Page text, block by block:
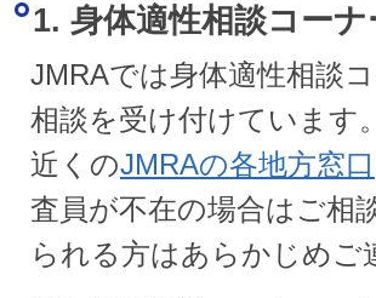
1. 身体適性相談コー
JMRAでは身体適性相談
相談を受け付けています
近くのJMRAの各地方窓口
査員が不在の場合はご相
られる方はあらかじめご